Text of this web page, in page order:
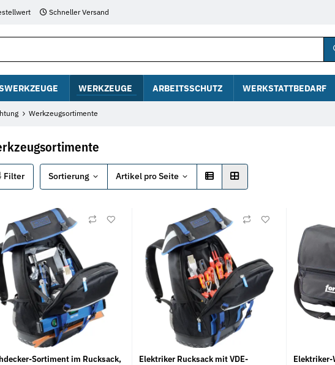
Schneller Versand
WERKZEUGE ARBEITSSCHUTZ WERKSTATTBEDARF
Werkzeugsortimente
Filter Sortierung Artikel pro Seite
Sortiment im Rucksack,
Elektriker Rucksack mit VDE-
Elektriker-